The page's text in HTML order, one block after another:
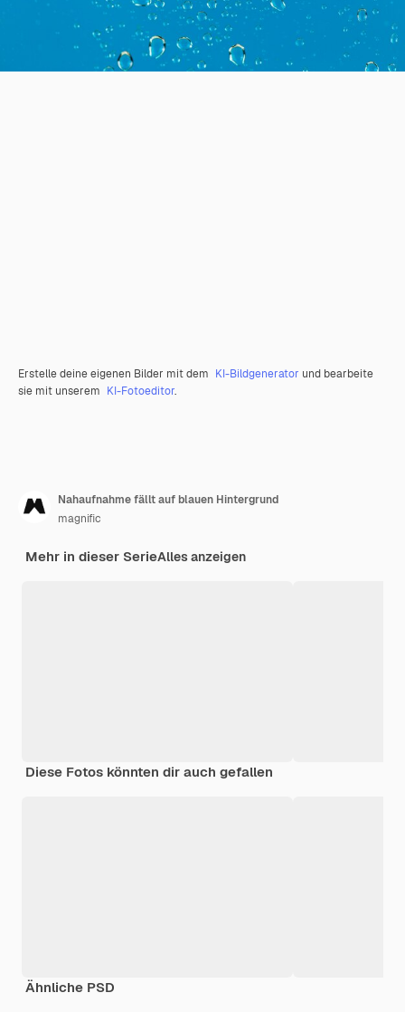
Erstelle deine eigenen Bilder mit dem KI-Bildgenerator und bearbeite
sie mit unserem KI-Fotoeditor.
Nahaufnahme fällt auf blauen Hintergrund
magnific
Mehr in dieser SerieAlles anzeigen
Diese Fotos könnten dir auch gefallen
Ähnliche PSD